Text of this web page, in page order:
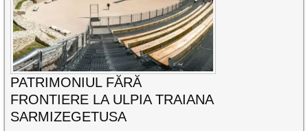
PATRIMONIUL FĂRĂ
FRONTIERE LA ULPIA TRAIANA
SARMIZEGETUSA